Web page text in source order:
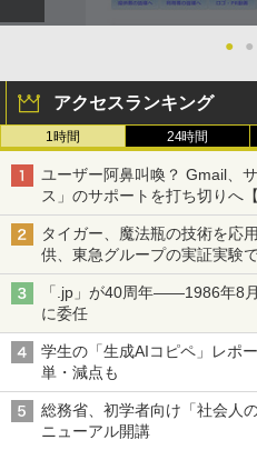
● ●
アクセスランキング
1時間 24時間
ユーザー阿鼻叫喚？ Gmail、
ス」のサポートを打ち切りへ
タイガー、魔法瓶の技術を応
供、東急グループの実証実験
ル TIVIP」
「.jp」が40周年――1986年8
に委任
学生の「生成AIコピペ」レポ
単・減点も
総務省、初学者向け「社会人
ニューアル開講